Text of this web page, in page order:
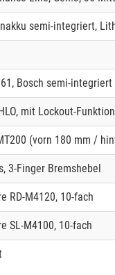
semi-integriert,
Bosch semi-integriert
mit Lockout-
(vorn 180 mm /
3-Finger Bremshebel
RD-M4120, 10-fach
SL-M4100, 10-fach